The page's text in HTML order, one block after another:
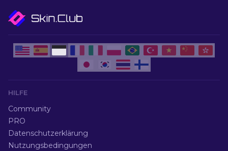
HILFE
Community
PRO
Datenschutzerklärung
Nutzungsbedingungen